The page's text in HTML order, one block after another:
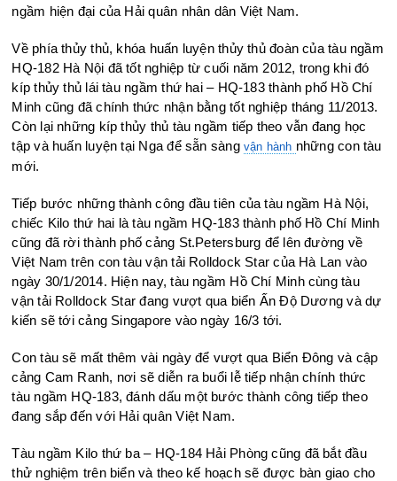
ngầm hiện đại của Hải quân nhân dân Việt Nam.
Về phía thủy thủ, khóa huấn luyện thủy thủ đoàn của tàu ngầm
HQ-182 Hà Nội đã tốt nghiệp từ cuối năm 2012, trong khi đó
kíp thủy thủ lái tàu ngầm thứ hai – HQ-183 thành phố Hồ Chí
Minh cũng đã chính thức nhận bằng tốt nghiệp tháng 11/2013.
Còn lại những kíp thủy thủ tàu ngầm tiếp theo vẫn đang học
tập và huấn luyện tại Nga để sẵn sàng vận hành những con tàu
mới.
Tiếp bước những thành công đầu tiên của tàu ngầm Hà Nội,
chiếc Kilo thứ hai là tàu ngầm HQ-183 thành phố Hồ Chí Minh
cũng đã rời thành phố cảng St.Petersburg để lên đường về
Việt Nam trên con tàu vận tải Rolldock Star của Hà Lan vào
ngày 30/1/2014. Hiện nay, tàu ngầm Hồ Chí Minh cùng tàu
vận tải Rolldock Star đang vượt qua biển Ấn Độ Dương và dự
kiến sẽ tới cảng Singapore vào ngày 16/3 tới.
Con tàu sẽ mất thêm vài ngày để vượt qua Biển Đông và cập
cảng Cam Ranh, nơi sẽ diễn ra buổi lễ tiếp nhận chính thức
tàu ngầm HQ-183, đánh dấu một bước thành công tiếp theo
đang sắp đến với Hải quân Việt Nam.
Tàu ngầm Kilo thứ ba – HQ-184 Hải Phòng cũng đã bắt đầu
thử nghiệm trên biển và theo kế hoạch sẽ được bàn giao cho